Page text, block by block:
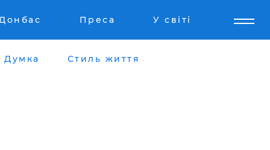
Преса У світі
Думка Стиль життя